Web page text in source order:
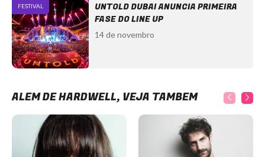
FESTIVAL
UNTOLD DUBAI ANUNCIA PRIMEIRA
FASE DO LINE UP
14 de novembro
ALÉM DE HARDWELL, VEJA TAMBÉM